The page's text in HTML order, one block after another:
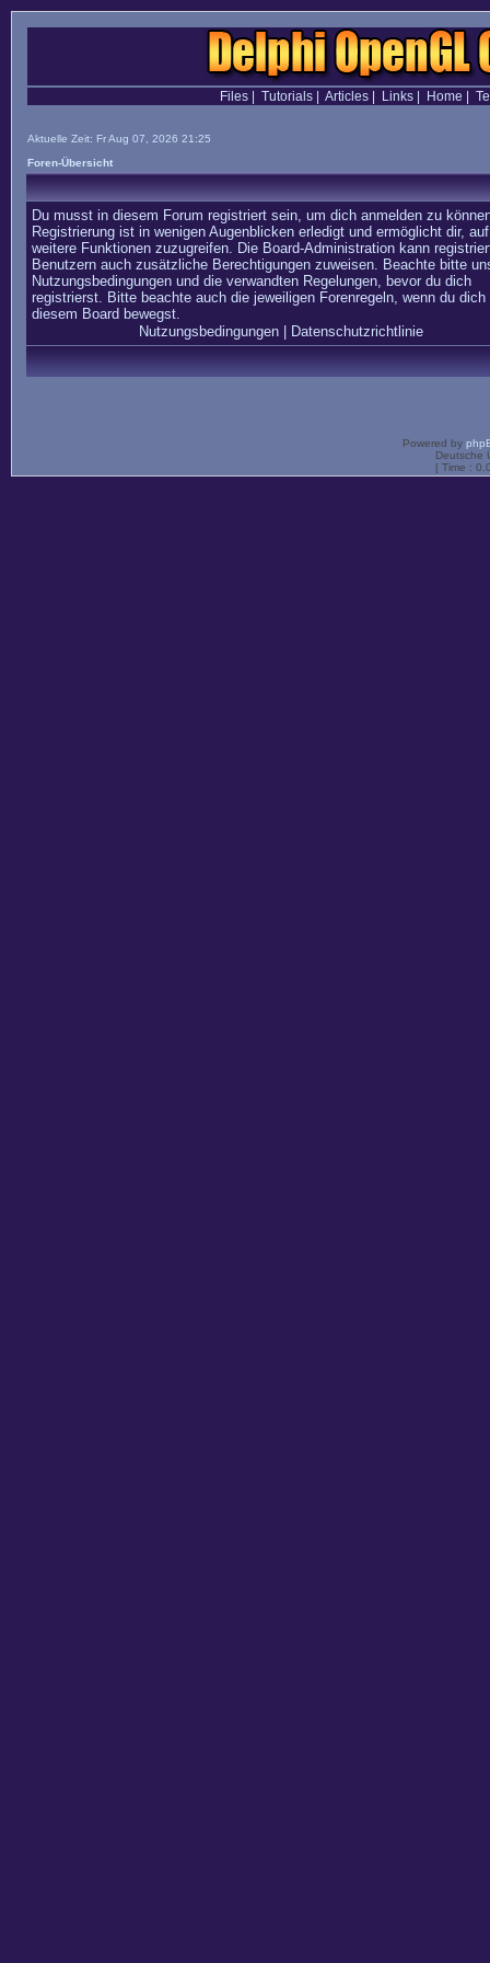
Files| Tutorials| Articles| Links| Home
Aktuelle Zeit: Fr Aug 07, 2026 21:25
Foren-Übersicht
Du musst in diesem Forum registriert sein, um dich anmelden zu
Registrierung ist in wenigen Augenblicken erledigt und ermöglicht dir, auf
weitere Funktionen zuzugreifen. Die Board-Administration kann
Benutzern auch zusätzliche Berechtigungen zuweisen. Beachte bitte
Nutzungsbedingungen und die verwandten Regelungen, bevor du dich
registrierst. Bitte beachte auch die jeweiligen Forenregeln, wenn du dich
diesem Board bewegst.
Nutzungsbedingungen| Datenschutzrichtlinie
Powered by
Deutsche
[ Time :